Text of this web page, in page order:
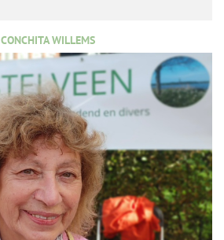
CONCHITA WILLEMS